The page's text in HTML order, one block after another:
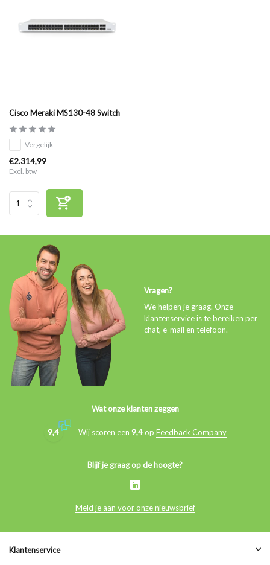
Cisco Meraki MS130-48 Switch
Vergelijk
€2.314,99
Excl. btw
Vragen?
We helpen je graag. Onze
klantenservice is te bereiken per
chat, e-mail en telefoon.
Wat onze klanten zeggen
9,4 Wij scoren een 9,4op Feedback Company
Blijf je graag op de hoogte?
Meld je aan voor onze nieuwsbrief
Klantenservice